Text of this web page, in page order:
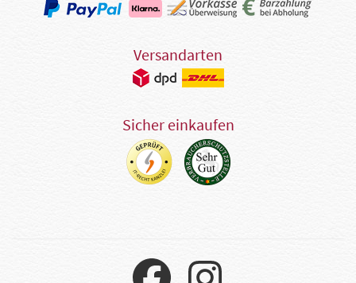
Versandarten
Sicher einkaufen